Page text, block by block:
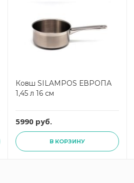
Ковш SILAMPOS ЕВРОПА
1,45 л 16 см
5990 руб.
В КОРЗИНУ